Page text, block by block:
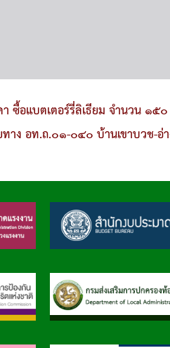
า ซื้อแบตเตอร์รี่ลิเธียม จำนวน
ง อท.ถ.๐๑-๐๔๐ บ้านเขาบวช-อ่